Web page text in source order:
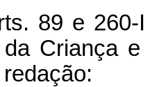
89 e
da Criança